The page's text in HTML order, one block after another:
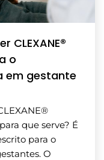
CLEXANE®
o
em gestante
que serve? É
para o
O